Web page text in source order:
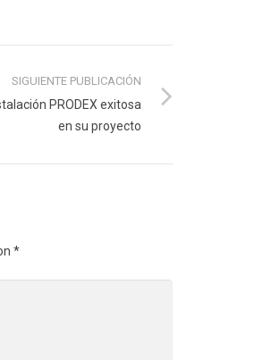
SIGUIENTE PUBLICACIÓN
PRODEX exitosa
en su proyecto
*